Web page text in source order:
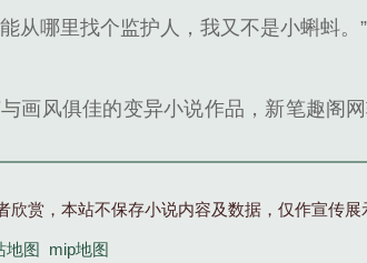
从哪里找个监护人，我又不是小蝌蚪。”
画风俱佳的变异小说作品，新笔趣阁
赏，本站不保存小说内容及数据，仅作宣传展
地图 mip地图